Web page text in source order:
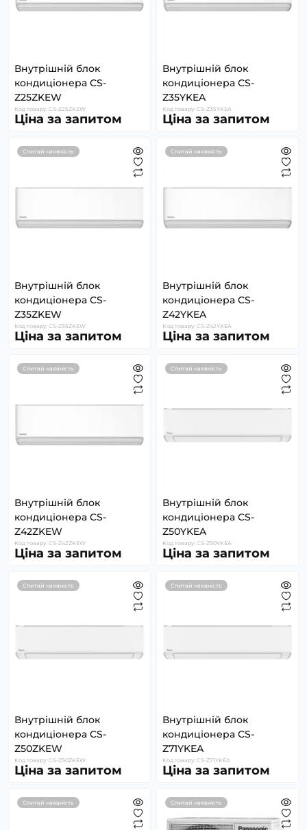
Внутрішній блок
кондиціонера CS-
Z25ZKEW
Код товару: CS-Z25ZKEW
Ціна за запитом
Внутрішній блок
кондиціонера CS-
Z35YKEA
Код товару: CS-Z35YKEA
Ціна за запитом
Спитай наявність
Внутрішній блок
кондиціонера CS-
Z35ZKEW
Код товару: CS-Z35ZKEW
Ціна за запитом
Спитай наявність
Внутрішній блок
кондиціонера CS-
Z42YKEA
Код товару: CS-Z42YKEA
Ціна за запитом
Спитай наявність
Внутрішній блок
кондиціонера CS-
Z42ZKEW
Код товару: CS-Z42ZKEW
Ціна за запитом
Спитай наявність
Внутрішній блок
кондиціонера CS-
Z50YKEA
Код товару: CS-Z50YKEA
Ціна за запитом
Спитай наявність
Внутрішній блок
кондиціонера CS-
Z50ZKEW
Код товару: CS-Z50ZKEW
Ціна за запитом
Спитай наявність
Внутрішній блок
кондиціонера CS-
Z71YKEA
Код товару: CS-Z71YKEA
Ціна за запитом
Спитай наявність Спитай наявність